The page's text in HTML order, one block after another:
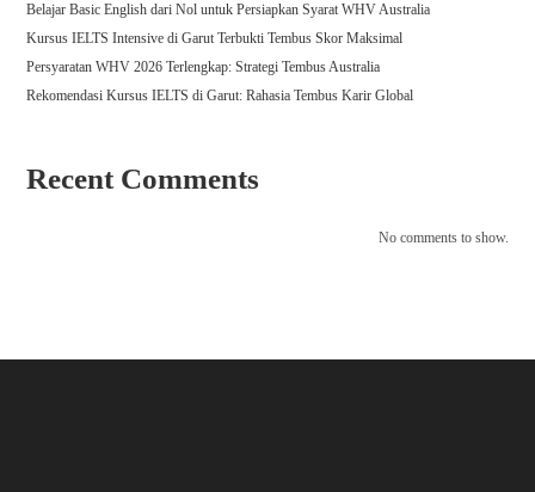
Belajar Basic English dari Nol untuk Persiapkan Syarat WHV Australia
Kursus IELTS Intensive di Garut Terbukti Tembus Skor Maksimal
Persyaratan WHV 2026 Terlengkap: Strategi Tembus Australia
Rekomendasi Kursus IELTS di Garut: Rahasia Tembus Karir Global
Recent Comments
No comments to show.